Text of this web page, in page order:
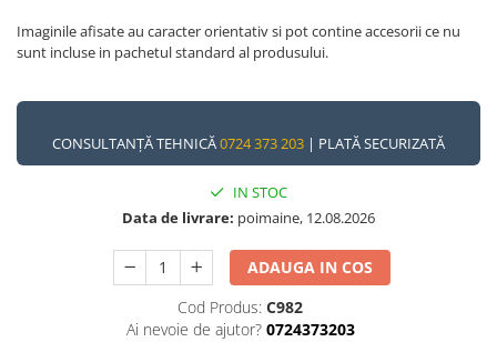
Imaginile afisate au caracter orientativ si pot contine accesorii ce nu
sunt incluse in pachetul standard al produsului.
CONSULTANȚĂ TEHNICĂ0724 373 203 | PLATĂ SECURIZATĂ
IN STOC
Data de livrare: poimaine, 12.08.2026
ADAUGA IN COS
Cod Produs: C982
Ai nevoie de ajutor? 0724373203